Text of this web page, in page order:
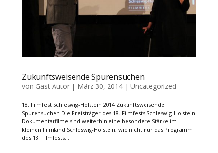
Zukunftsweisende Spurensuchen
von Gast Autor| März 30, 2014| Uncategorized
18. Filmfest Schleswig-Holstein 2014 Zukunftsweisende
Spurensuchen Die Preisträger des 18. Filmfests Schleswig-Holstein
Dokumentarfilme sind weiterhin eine besondere Stärke im
kleinen Filmland Schleswig-Holstein, wie nicht nur das Programm
des 18. Filmfests...